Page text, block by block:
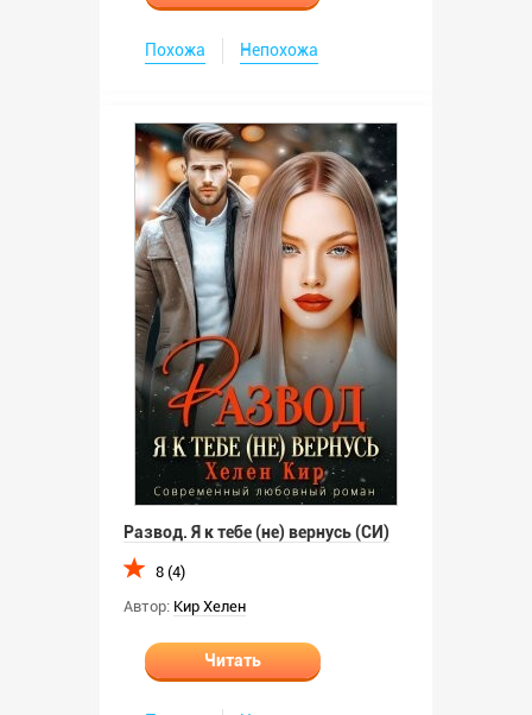
Похожа Непохожа
Развод. Я к тебе (не) вернусь (СИ)
8 (4)
Автор: Кир Хелен
Читать